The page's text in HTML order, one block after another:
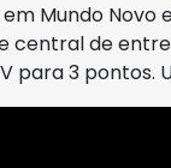
Mundo Novo
central de
para 3 pontos.